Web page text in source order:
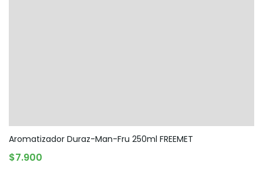
Aromatizador Duraz-Man-Fru 250ml FREEMET
$7.900
AGREGAR AL CARRITO